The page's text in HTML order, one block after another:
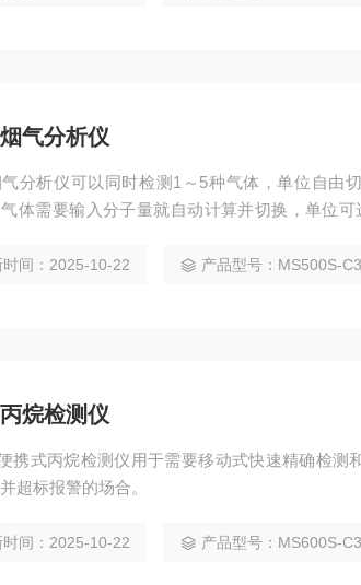
气分析仪
分析仪可以同时检测1～5种气体，单位自由
体需要输入分子量就自动计算并切换，单位可
时间：2025-10-22 产品型号：MS500S-
烷检测仪
携式丙烷检测仪用于需要移动式快速精确检测
超标报警的场合。
时间：2025-10-22 产品型号：MS600S-